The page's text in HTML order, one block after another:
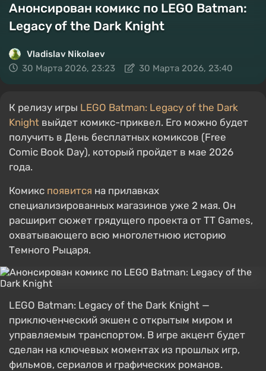
Анонсирован комикс по LEGO Batman:
Legacy of the Dark Knight
Vladislav Nikolaev
30 Марта 2026, 23:23
30 Марта 2026, 23:40
К релизу игры LEGO Batman: Legacy of the Dark
Knight выйдет комикс-приквел. Его можно будет
получить в День бесплатных комиксов (Free
Comic Book Day), который пройдет в мае 2026
года.
Комикс появится на прилавках
специализированных магазинов уже 2 мая. Он
расширит сюжет грядущего проекта от TT Games,
охватывающего всю многолетнюю историю
Темного Рыцаря.
LEGO Batman: Legacy of the Dark Knight —
приключенческий экшен с открытым миром и
управляемым транспортом. В игре акцент будет
сделан на ключевых моментах из прошлых игр,
фильмов, сериалов и графических романов.